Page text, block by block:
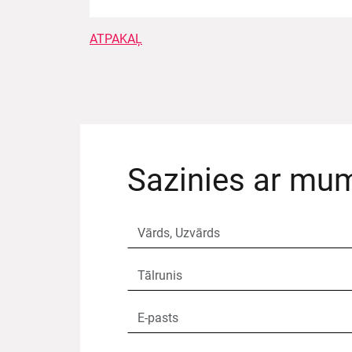
ATPAKAĻ
Sazinies ar